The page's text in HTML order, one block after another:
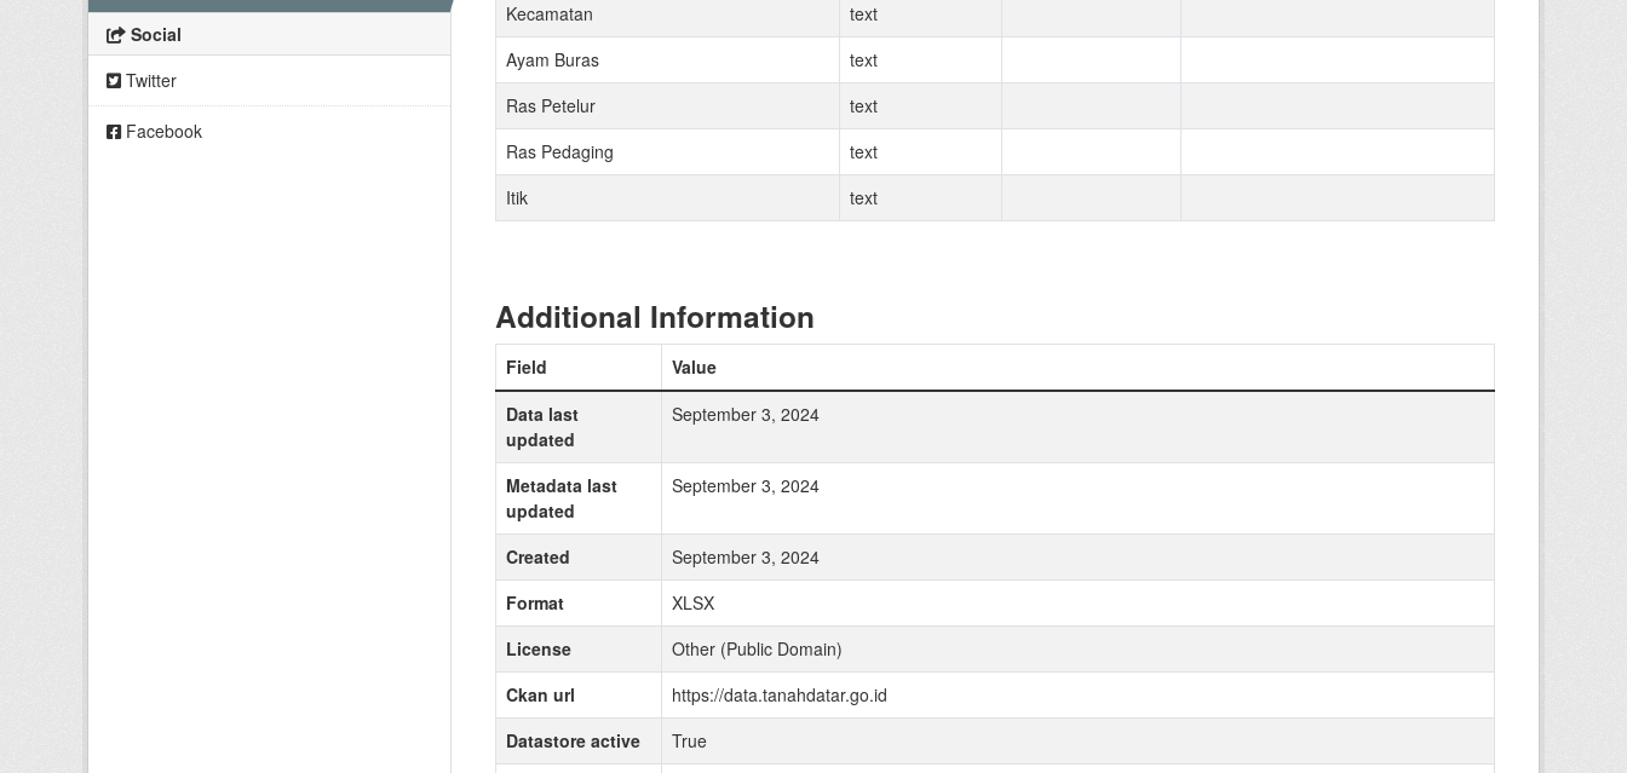
Social
Twitter
Facebook
Kecamatan
text
Ayam Buras
text
Ras Petelur
text
Ras Pedaging
text
Itik
text
Additional Information
Field
Value
Data last
updated
September 3, 2024
Metadata last
updated
September 3, 2024
Created
September 3, 2024
Format
XLSX
License
Other (Public Domain)
Ckan url
https://data.tanahdatar.go.id
Datastore active
True